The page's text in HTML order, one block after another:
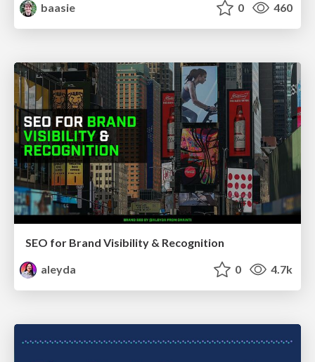
baasie
0 460
SEO for Brand Visibility & Recognition
aleyda
0 4.7k